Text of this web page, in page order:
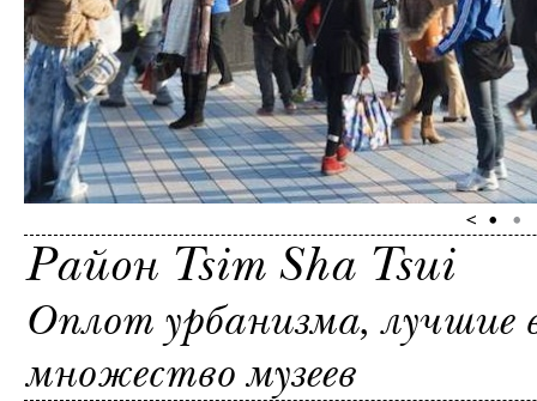
Район Tsim Sha Tsui
Оплот урбанизма, лучшие
множество музеев